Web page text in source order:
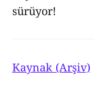
sürüyor!
Kaynak (Arşiv)